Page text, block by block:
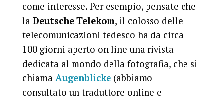
come interesse. Per esempio, pensate che
la Deutsche Telekom, il colosso delle
telecomunicazioni tedesco ha da circa
100 giorni aperto on line una rivista
dedicata al mondo della fotografia, che si
chiama Augenblicke(abbiamo
consultato un traduttore online e